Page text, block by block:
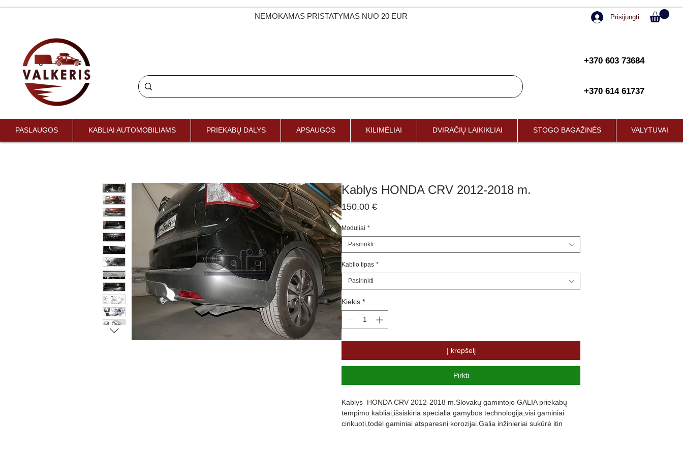
NEMOKAMAS PRISTATYMAS NUO 20 EUR Prisijungti
+370 603 73684
+370 614 61737
PASLAUGOS KABLIAI AUTOMOBILIAMS PRIEKABŲ DALYS APSAUGOS KILIMĖLIAI DVIRAČIŲ LAIKIKLIAI STOGO BAGAŽINĖS VALYTUVAI
Kablys HONDA CRV 2012-2018 m.
150,00 €Price
Moduliai *
Pasirinkti
Kablio tipas *
Pasirinkti
Kiekis *
Į krepšelį
Pirkti
Kablys HONDA CRV 2012-2018 m.Slovakų gamintojo GALIA priekabų
tempimo kabliai,išsiskiria specialia gamybos technologija,visi gaminiai
cinkuoti,todėl gaminiai atsparesni korozijai.Galia inžinieriai sukūrė itin